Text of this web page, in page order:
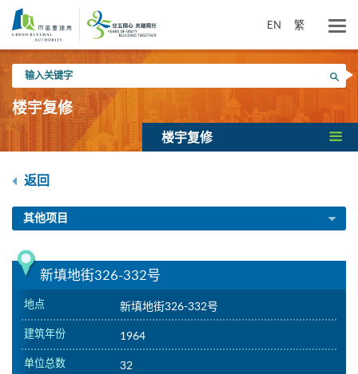
内
EN 繁
入
关
键
搜寻
楼宇复修
楼宇复修
返回
其他项目
新填地街326-332号
地点 新填地街326-332号
建筑年份 1964
单位总数 32